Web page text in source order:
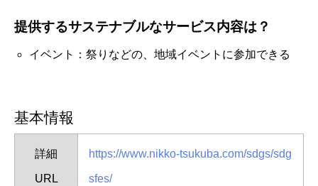
提供するサステナブルなサービス内容は？
イベント：祭りなどの、地域イベントに参加できる
基本情報
詳細
URL
https://www.nikko-tsukuba.com/sdgs/sdg
sfes/